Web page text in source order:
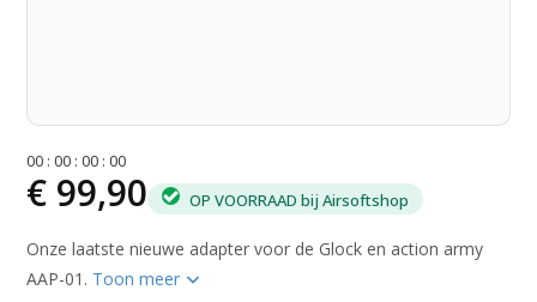
00 :00 :00 :00
€ 99,90 OP VOORRAAD bij Airsoftshop
Onze laatste nieuwe adapter voor de Glock en action army
AAP-01. Toon meer